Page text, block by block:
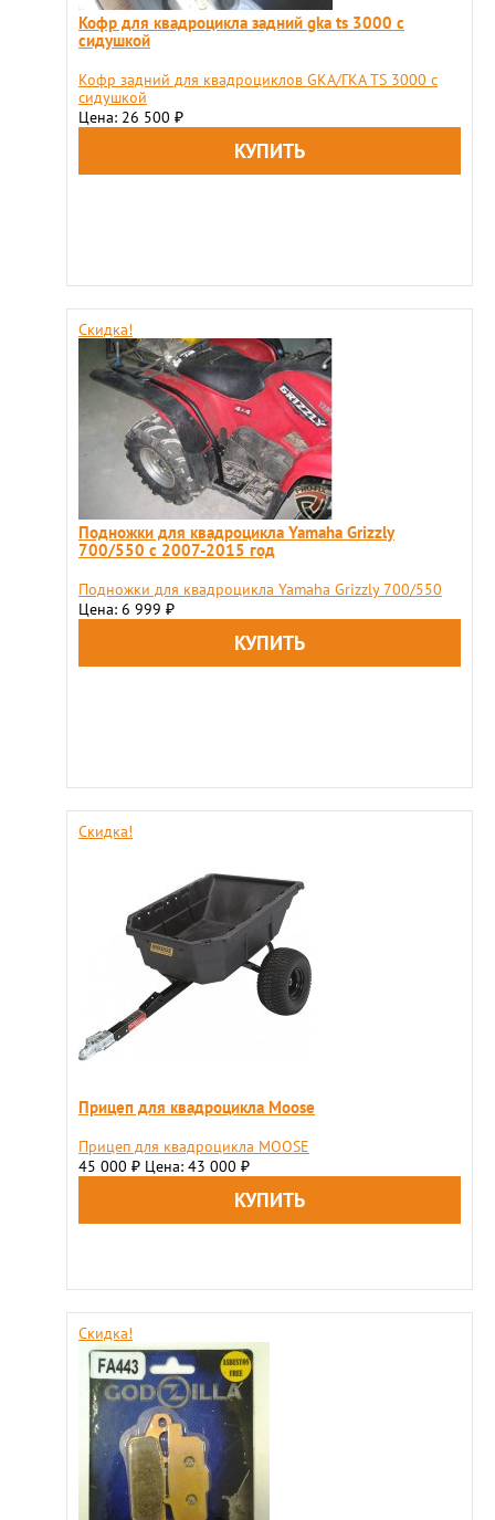
Кофр для квадроцикла задний gka ts 3000 с
сидушкой
​Кофр задний для квадроциклов GKA/ГКА TS 3000 с
сидушкой
Цена: 26 500 ₽
Скидка!
Подножки для квадроцикла Yamaha Grizzly
700/550 c 2007-2015 год
Подножки для квадроцикла Yamaha Grizzly 700/550
Цена: 6 999 ₽
Скидка!
Прицеп для квадроцикла Moose
Прицеп для квадроцикла MOOSE
45 000 ₽ Цена: 43 000 ₽
Скидка!